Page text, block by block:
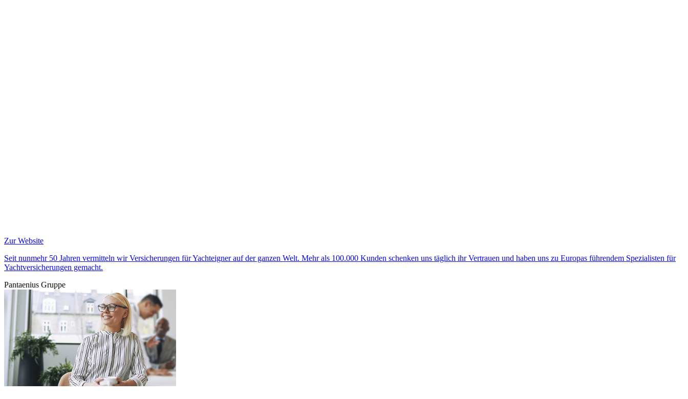
Zur Website
Seit nunmehr 50 Jahren vermitteln wir Versicherungen für Yachteigner auf der ganzen Welt. Mehr als 100.000 Kunden schenken uns täglich ihr Vertrauen und haben uns zu Europas führendem Spezialisten für
Yachtversicherungen gemacht.
Pantaenius Gruppe